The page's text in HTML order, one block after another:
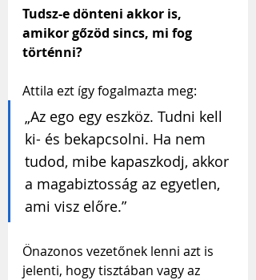
Tudsz-e dönteni akkor is,
amikor gőzöd sincs, mi fog
történni?
Attila ezt így fogalmazta meg:
„Az ego egy eszköz. Tudni kell
ki- és bekapcsolni. Ha nem
tudod, mibe kapaszkodj, akkor
a magabiztosság az egyetlen,
ami visz előre.”
Önazonos vezetőnek lenni azt is
jelenti, hogy tisztában vagy az